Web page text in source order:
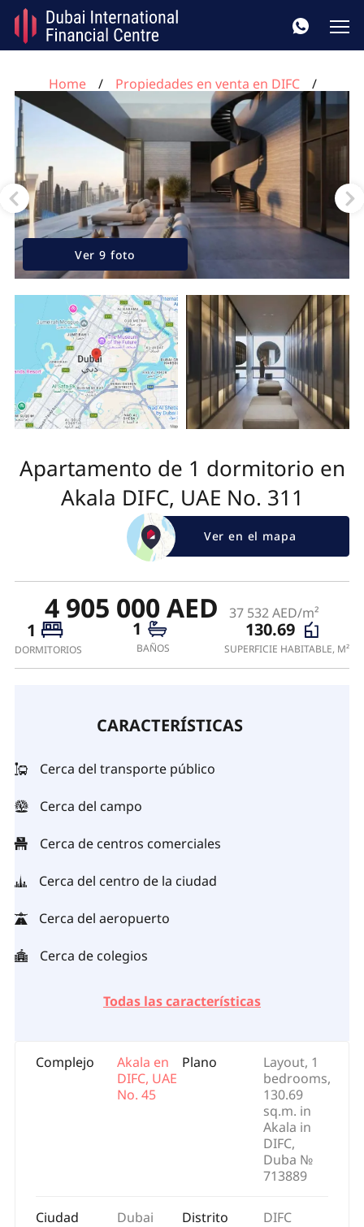
Home
Propiedades en venta en DIFC
Apartamento de 1 dormitorio en Akala DIFC, UAE No.
311
Ver 9 foto
Apartamento de 1 dormitorio en
Akala DIFC, UAE No. 311
Ver en el mapa
4 905 000 AED 37 532 AED/m²
1
DORMITORIOS
1
BAÑOS
130.69
SUPERFICIE HABITABLE, M²
CARACTERÍSTICAS
Cerca del transporte público
Cerca del campo
Cerca de centros comerciales
Cerca del centro de la ciudad
Cerca del aeropuerto
Cerca de colegios
Todas las características
Complejo
Akala en
DIFC, UAE
No. 45
Plano
Layout, 1
bedrooms,
130.69
sq.m. in
Akala in
DIFC,
Duba №
713889
Ciudad Dubai Distrito DIFC